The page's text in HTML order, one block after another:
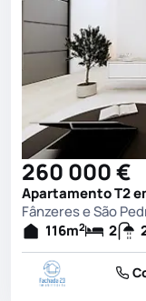
260 000 €
Fânzeres e São
116m2 2